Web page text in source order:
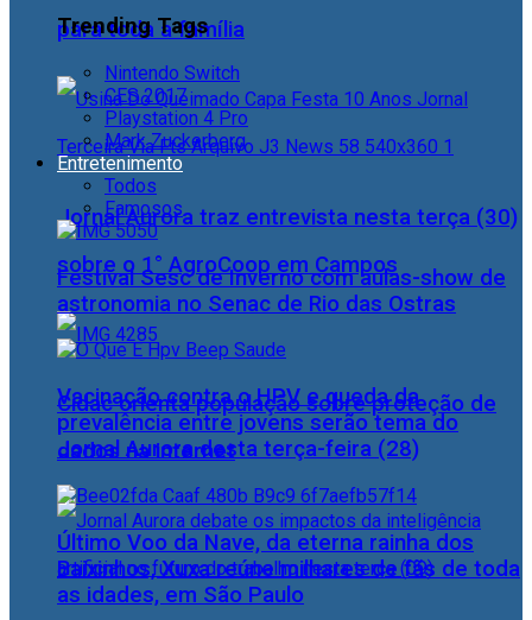
para toda a família
Jornal Aurora traz entrevista nesta terça (30)
sobre o 1° AgroCoop em Campos
Cidac orienta população sobre proteção de
dados na internet
Trending Tags
Nintendo Switch
CES 2017
Playstation 4 Pro
Mark Zuckerberg
Entretenimento
Todos
Famosos
Festival Sesc de Inverno com aulas-show de
astronomia no Senac de Rio das Ostras
Vacinação contra o HPV e queda da
prevalência entre jovens serão tema do
Jornal Aurora desta terça-feira (28)
Último Voo da Nave, da eterna rainha dos
Baixinhos, Xuxa reúne milhares de fãs de toda
as idades, em São Paulo